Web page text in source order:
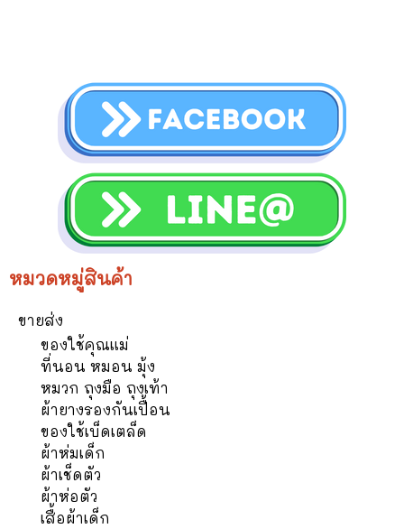
หมวดหมู่สินค้า
ขายส่ง
ของใช้คุณแม่
ที่นอน หมอน มุ้ง
หมวก ถุงมือ ถุงเท้า
ผ้ายางรองกันเปื้อน
ของใช้เบ็ดเตล็ด
ผ้าห่มเด็ก
ผ้าเช็ดตัว
ผ้าห่อตัว
เสื้อผ้าเด็ก